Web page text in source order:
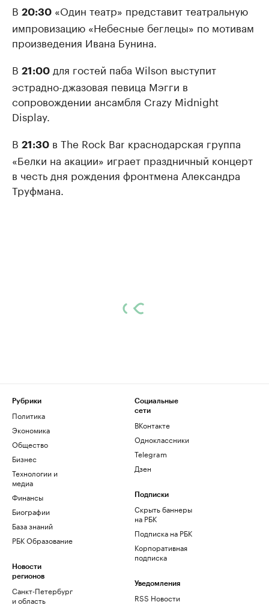
В 20:30 «Один театр» представит театральную
импровизацию «Небесные беглецы» по мотивам
произведения Ивана Бунина.
В 21:00 для гостей паба Wilson выступит
эстрадно-джазовая певица Мэгги в
сопровождении ансамбля Crazy Midnight
Display.
В 21:30 в The Rock Bar краснодарская группа
«Белки на акации» играет праздничный концерт
в честь дня рождения фронтмена Александра
Труфмана.
Рубрики
Политика
Экономика
Общество
Бизнес
Технологии и
медиа
Финансы
Биографии
База знаний
РБК Образование
Новости
регионов
Санкт-Петербург
и область
Социальные
сети
ВКонтакте
Одноклассники
Telegram
Дзен
Подписки
Скрыть баннеры
на РБК
Подписка на РБК
Корпоративная
подписка
Уведомления
RSS Новости